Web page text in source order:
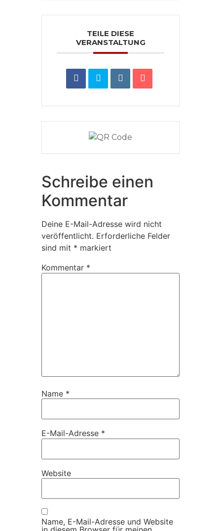
TEILE DIESE
VERANSTALTUNG
Schreibe einen
Kommentar
Deine E-Mail-Adresse wird nicht
veröffentlicht. Erforderliche Felder
sind mit * markiert
Kommentar *
Name *
E-Mail-Adresse *
Website
Name, E-Mail-Adresse und Website